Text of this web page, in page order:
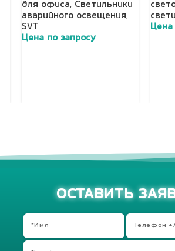
для офиса, Светильники
аварийного освещения,
SVT
Цена по запросу
Цена
ОСТАВИТЬ